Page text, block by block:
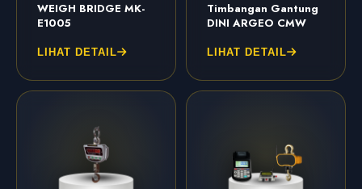
WEIGH BRIDGE MK-
E1005
LIHAT DETAIL
Timbangan Gantung
DINI ARGEO CMW
LIHAT DETAIL